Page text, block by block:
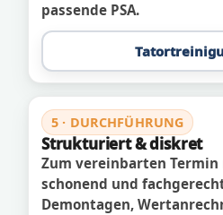
passende PSA.
5 · DURCHFÜHRUNG
Strukturiert & diskret
Zum vereinbarten
schonend und
Demontagen,